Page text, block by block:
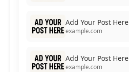
Add Your Post Here
example.com
Add Your Post Here
example.com